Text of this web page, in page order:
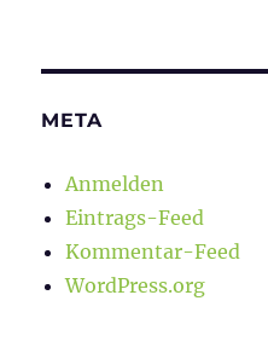
META
Anmelden
Eintrags-Feed
Kommentar-Feed
WordPress.org